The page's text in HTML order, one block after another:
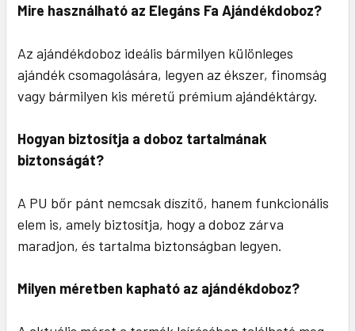
Mire használható az Elegáns Fa Ajándékdoboz?
Az ajándékdoboz ideális bármilyen különleges
ajándék csomagolására, legyen az ékszer, finomság
vagy bármilyen kis méretű prémium ajándéktárgy.
Hogyan biztosítja a doboz tartalmának
biztonságát?
A PU bőr pánt nemcsak díszítő, hanem funkcionális
elem is, amely biztosítja, hogy a doboz zárva
maradjon, és tartalma biztonságban legyen.
Milyen méretben kapható az ajándékdoboz?